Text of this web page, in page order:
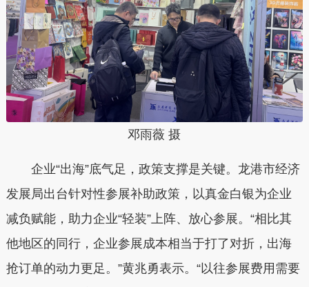
邓雨薇 摄
企业“出海”底气足，政策支撑是关键。龙港市经济
发展局出台针对性参展补助政策， 以真金白银为企业
减负赋能， 助力企业“轻装”上阵、放心参展。 “相比其
他地区的同行，企业参展成本相当于打了对折，出海
抢订单的动力更足。”黄兆勇表示。 “以往参展费用需要